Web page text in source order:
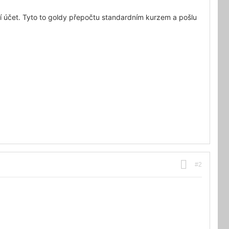
Tyto to goldy přepočtu standardním kurzem a pošlu
#2